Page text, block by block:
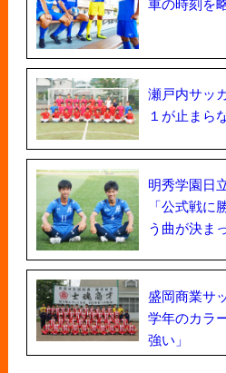
瀬戸内サッ
１が止まら
明秀学園日
「公式戦に
う曲が決ま
盛岡商業サ
学年のカラ
強い」